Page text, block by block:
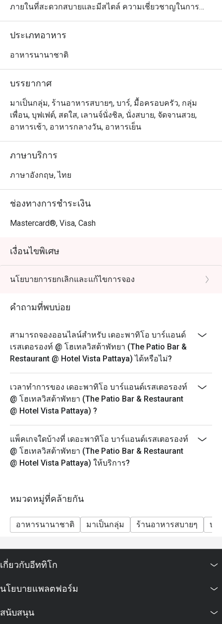
ภายในที่สะดวกสบายและมีสไตล์ ความเชี่ยวชาญในการ
ปรุงอาหาร และวิธีการในการนำเสนอความอร่อยทั้งเมนู
สไตล์ยุโรปและอาหารไทย อีกทั้งรายการเครื่องดื่มที่มีให้
ประทานอีกหลากหลายชนิด และพร้อมบริการลูกค้าด้วย
ประเภทอาหาร
อาหารนานาชาติ
บรรยากาศ
มาเป็นกลุ่ม, ร้านอาหารสบายๆ, บาร์, มื้อครอบครัว, กลุ่ม
เพื่อน, บุฟเฟต์, สดใส, เลานจ์นั่งชิล, นั่งสบาย, จัดจานสวย,
อาหารเช้า, อาหารกลางวัน, อาหารเย็น
ภาษาบริการ
ภาษาอังกฤษ, ไทย
ช่องทางการชำระเงิน
Mastercard®, Visa, Cash
เงื่อนไขพิเศษ
นโยบายการยกเลิกและแก้ไขการจอง
คำถามที่พบบ่อย
สามารถจองออนไลน์สำหรับ เดอะพาทิโอ บาร์แอนด์
เรสเตอรองท์ @ โฮเทลวิสต้าพัทยา (The Patio Bar &
Restaurant @ Hotel Vista Pattaya) ได้หรือไม่?
เวลาทำการของ เดอะพาทิโอ บาร์แอนด์เรสเตอรองท์
@ โฮเทลวิสต้าพัทยา (The Patio Bar & Restaurant
@ Hotel Vista Pattaya) ?
แพ็คเกจใดบ้างที่ เดอะพาทิโอ บาร์แอนด์เรสเตอรองท์
@ โฮเทลวิสต้าพัทยา (The Patio Bar & Restaurant
@ Hotel Vista Pattaya) ให้บริการ?
หมวดหมู่ที่คล้ายกัน
อาหารนานาชาติ มาเป็นกลุ่ม ร้านอาหารสบายๆ บา
เกี่ยวกับอีททิโก
นโยบายแพลตฟอร์ม
สนับสนุน